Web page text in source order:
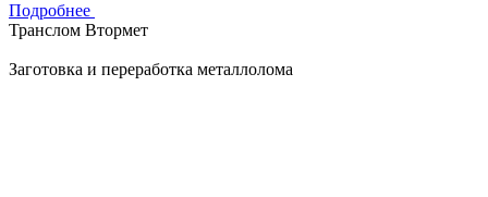
Подробнее
Транслом Втормет
Заготовка и переработка металлолома